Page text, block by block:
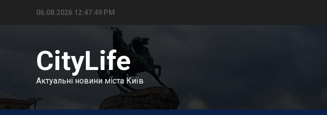
06.08.2026 12:47:50 PM
CityLife
Актуальні новини міста Київ